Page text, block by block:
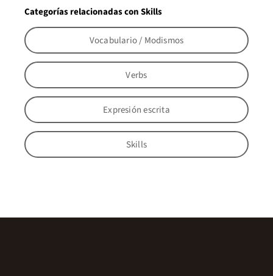
Categorías relacionadas con Skills
Vocabulario / Modismos
Verbs
Expresión escrita
Skills